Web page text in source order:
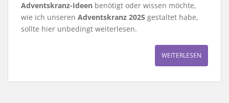
Adventskranz-Ideen benötigt oder wissen möchte,
wie ich unseren Adventskranz 2025 gestaltet habe,
sollte hier unbedingt weiterlesen.
WEITERLESEN